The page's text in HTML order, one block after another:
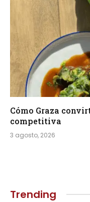
Cómo Graza
competitiva
3 agosto, 2026
Trending